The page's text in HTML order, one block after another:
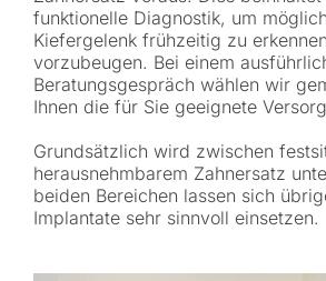
funktionelle Diagnostik, um
Kiefergelenk frühzeitig zu
vorzubeugen. Bei einem
Beratungsgespräch wählen wir
Ihnen die für Sie geeignete
Grundsätzlich wird zwischen
herausnehmbarem Zahnersatz
beiden Bereichen lassen sich
Implantate sehr sinnvoll einsetzen.